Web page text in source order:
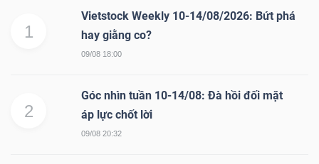
1
Vietstock Weekly 10-14/08/2026: Bứt phá
hay giằng co?
09/08 18:00
2
Góc nhìn tuần 10-14/08: Đà hồi đối mặt
áp lực chốt lời
09/08 20:32